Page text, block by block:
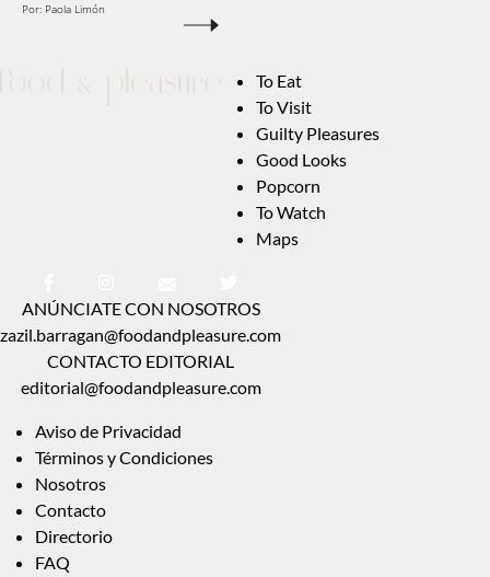
Por: Paola Limón
To Eat
To Visit
Guilty Pleasures
Good Looks
Popcorn
To Watch
Maps
ANÚNCIATE CON NOSOTROS
zazil.barragan@foodandpleasure.com
CONTACTO EDITORIAL
editorial@foodandpleasure.com
Aviso de Privacidad
Términos y Condiciones
Nosotros
Contacto
Directorio
FAQ